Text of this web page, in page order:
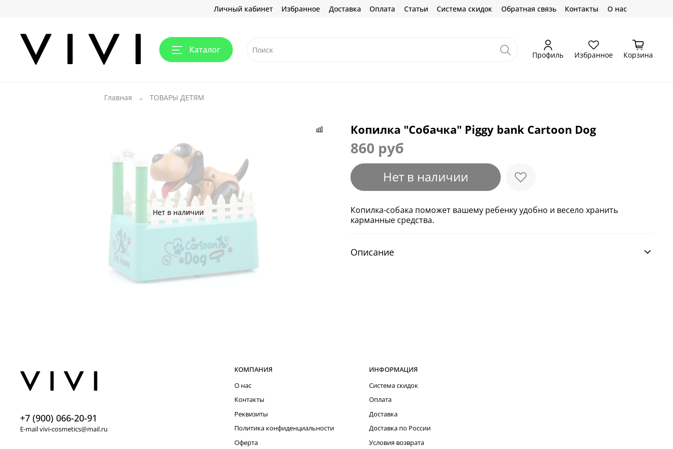
Личный кабинет Избранное Доставка Оплата Статьи Система скидок Обратная связь Контакты О нас
Каталог Профиль Избранное Корзина
Главная ТОВАРЫ ДЕТЯМ
Нет в наличии
Копилка "Собачка" Piggy bank Cartoon Dog
860 руб
Нет в наличии
Копилка-собака поможет вашему ребенку удобно и весело хранить
карманные средства.
Описание
КОМПАНИЯ
О нас
Контакты
Реквизиты
Политика конфиденциальности
Оферта
ИНФОРМАЦИЯ
Система скидок
Оплата
Доставка
Доставка по России
Условия возврата
+7 (900) 066-20-91
E-mail vivi-cosmetics@mail.ru